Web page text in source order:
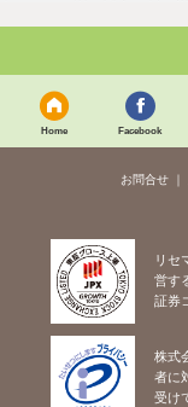
Home Facebook
お問合せ
リセ
営す
証券
株式
者に
受け